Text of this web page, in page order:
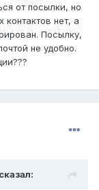
от посылки, но
контактов нет, а
Посылку,
не удобно.